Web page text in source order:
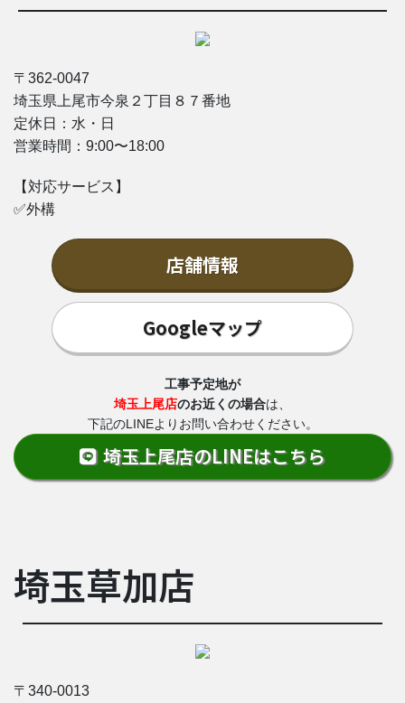
〒362-0047
埼玉県上尾市今泉２丁目８７番地
定休日：水・日
営業時間：9:00〜18:00
【対応サービス】
✅外構
店舗情報
Googleマップ
工事予定地が
埼玉上尾店のお近くの場合は、
下記のLINEよりお問い合わせください。
埼玉上尾店のLINEはこちら
埼玉草加店
〒340-0013